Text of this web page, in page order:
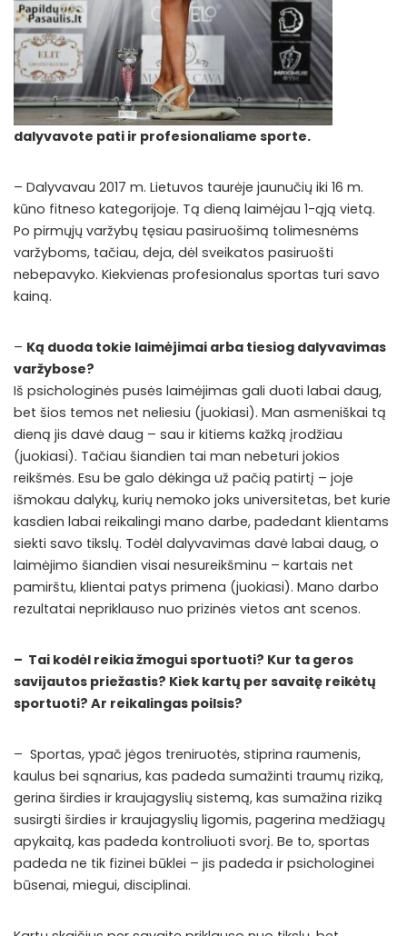
dalyvavote pati ir profesionaliame sporte.
– Dalyvavau 2017 m. Lietuvos taurėje jaunučių iki 16 m.
kūno fitneso kategorijoje. Tą dieną laimėjau 1-ąją vietą.
Po pirmųjų varžybų tęsiau pasiruošimą tolimesnėms
varžyboms, tačiau, deja, dėl sveikatos pasiruošti
nebepavyko. Kiekvienas profesionalus sportas turi savo
kainą.
– Ką duoda tokie laimėjimai arba tiesiog dalyvavimas
varžybose?
Iš psichologinės pusės laimėjimas gali duoti labai daug,
bet šios temos net neliesiu (juokiasi). Man asmeniškai tą
dieną jis davė daug – sau ir kitiems kažką įrodžiau
(juokiasi). Tačiau šiandien tai man nebeturi jokios
reikšmės. Esu be galo dėkinga už pačią patirtį – joje
išmokau dalykų, kurių nemoko joks universitetas, bet kurie
kasdien labai reikalingi mano darbe, padedant klientams
siekti savo tikslų. Todėl dalyvavimas davė labai daug, o
laimėjimo šiandien visai nesureikšminu – kartais net
pamirštu, klientai patys primena (juokiasi). Mano darbo
rezultatai nepriklauso nuo prizinės vietos ant scenos.
– Tai kodėl reikia žmogui sportuoti? Kur ta geros
savijautos priežastis? Kiek kartų per savaitę reikėtų
sportuoti? Ar reikalingas poilsis?
– Sportas, ypač jėgos treniruotės, stiprina raumenis,
kaulus bei sąnarius, kas padeda sumažinti traumų riziką,
gerina širdies ir kraujagyslių sistemą, kas sumažina riziką
susirgti širdies ir kraujagyslių ligomis, pagerina medžiagų
apykaitą, kas padeda kontroliuoti svorį. Be to, sportas
padeda ne tik fizinei būklei – jis padeda ir psichologinei
būsenai, miegui, disciplinai.